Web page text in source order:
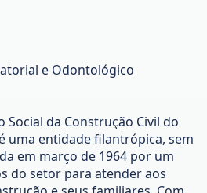
e Odontológico
Social da Construção Civil do
uma entidade filantrópica, sem
em março de 1964 por um
do setor para atender aos